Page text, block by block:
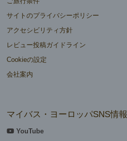
サイトのプライバシーポリシー
アクセシビリティ方針
レビュー投稿ガイドライン
Cookieの設定
会社案内
マイバス・ヨーロッパSNS情報
YouTube